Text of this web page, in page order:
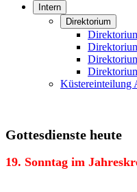
Intern
Direktorium
Küstereinteilung
Gottesdienste heute
19. Sonntag im